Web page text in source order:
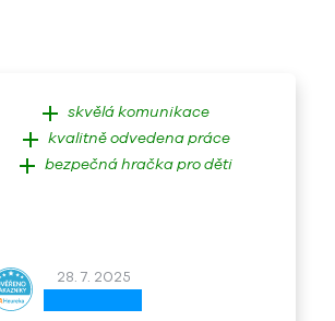
add skvělá komunikace
add kvalitně odvedena práce
add bezpečná hračka pro děti
28. 7. 2025